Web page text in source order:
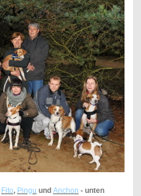
Fito, Pingu und Anchon - unten